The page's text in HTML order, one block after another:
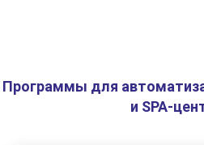
Программы для
и SPA-